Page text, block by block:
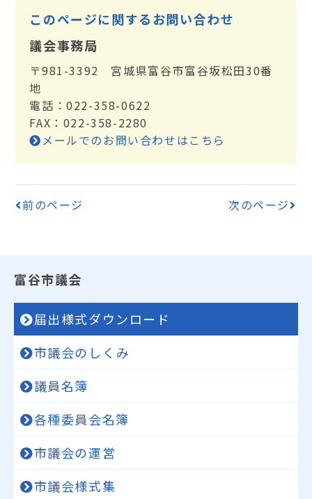
このページに関するお問い合わせ
議会事務局
〒981-3392 宮城県富谷市富谷坂松田30番
地
電話：022-358-0622
FAX：022-358-2280
メールでのお問い合わせはこちら
前のページ 次のページ
富谷市議会
届出様式ダウンロード
市議会のしくみ
議員名簿
各種委員会名簿
市議会の運営
市議会様式集